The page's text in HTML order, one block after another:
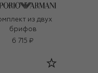
из двух
брифов
6 715 ₽